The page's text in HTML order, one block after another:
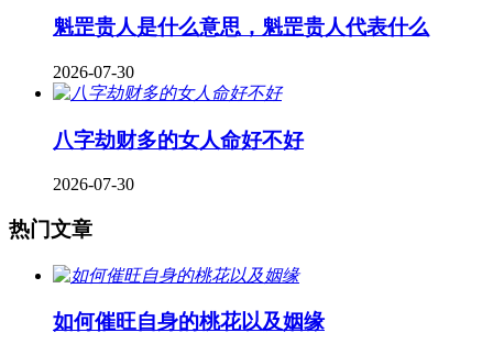
魁罡贵人是什么意思，魁罡贵人代表什么
2026-07-30
八字劫财多的女人命好不好
2026-07-30
热门文章
如何催旺自身的桃花以及姻缘